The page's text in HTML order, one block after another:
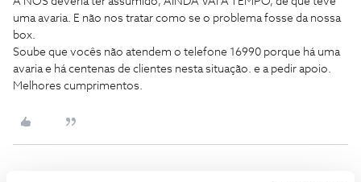
uma avaria. E não nos tratar como se o problema fosse da nossa
box.
Soube que vocês não atendem o telefone 16990 porque há uma
avaria e há centenas de clientes nesta situação. e a pedir apoio.
Melhores cumprimentos.